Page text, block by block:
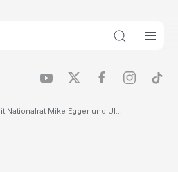
Nationalrat Mike Egger und Ul...